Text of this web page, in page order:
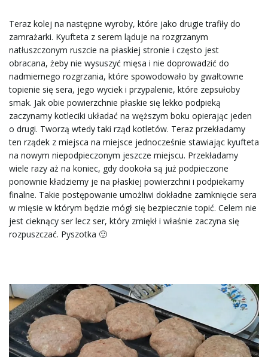
Teraz kolej na następne wyroby, które jako drugie trafiły do
zamrażarki. Kyufteta z serem ląduje na rozgrzanym
natłuszczonym ruszcie na płaskiej stronie i często jest
obracana, żeby nie wysuszyć mięsa i nie doprowadzić do
nadmiernego rozgrzania, które spowodowało by gwałtowne
topienie się sera, jego wyciek i przypalenie, które zepsułoby
smak. Jak obie powierzchnie płaskie się lekko podpieką
zaczynamy kotleciki układać na węższym boku opierając jeden
o drugi. Tworzą wtedy taki rząd kotletów. Teraz przekładamy
ten rządek z miejsca na miejsce jednocześnie stawiając kyufteta
na nowym niepodpieczonym jeszcze miejscu. Przekładamy
wiele razy aż na koniec, gdy dookoła są już podpieczone
ponownie kładziemy je na płaskiej powierzchni i podpiekamy
finalne. Takie postępowanie umożliwi dokładne zamknięcie sera
w mięsie w którym będzie mógł się bezpiecznie topić. Celem nie
jest cieknący ser lecz ser, który zmiękł i właśnie zaczyna się
rozpuszczać. Pyszotka 🙂